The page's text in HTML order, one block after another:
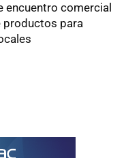
encuentro comercial
productos para